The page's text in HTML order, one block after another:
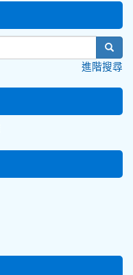
進階搜尋